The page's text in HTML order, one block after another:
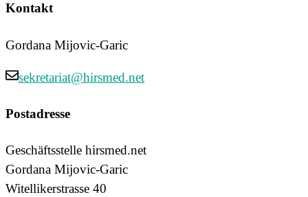
Kontakt
Gordana Mijovic-Garic
sekretariat@hirsmed.net
Postadresse
Geschäftsstelle hirsmed.net
Gordana Mijovic-Garic
Witellikerstrasse 40